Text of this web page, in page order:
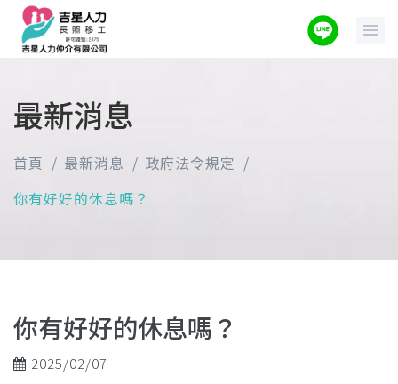
最新消息
首頁 最新消息
政府法令規定
你有好好的休息嗎？
你有好好的休息嗎？
2025/02/07